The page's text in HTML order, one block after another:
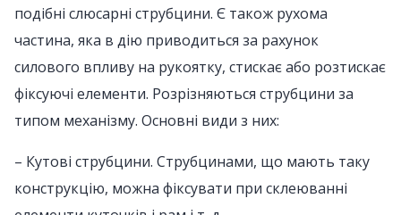
подібні слюсарні струбцини. Є також рухома
частина, яка в дію приводиться за рахунок
силового впливу на рукоятку, стискає або розтискає
фіксуючі елементи. Розрізняються струбцини за
типом механізму. Основні види з них:
– Кутові струбцини. Струбцинами, що мають таку
конструкцію, можна фіксувати при склеюванні